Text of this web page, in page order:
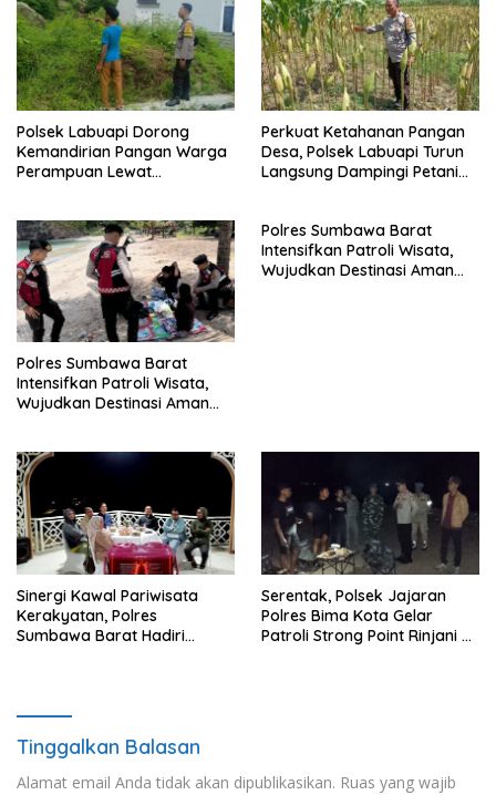
Polsek Labuapi Dorong
Kemandirian Pangan Warga
Perampuan Lewat
Perkuat Ketahanan Pangan
Desa, Polsek Labuapi Turun
Langsung Dampingi Petani
Polres Sumbawa Barat
Intensifkan Patroli Wisata,
Wujudkan Destinasi Aman
Polres Sumbawa Barat
Intensifkan Patroli Wisata,
Wujudkan Destinasi Aman
Sinergi Kawal Pariwisata
Kerakyatan, Polres
Sumbawa Barat Hadiri
Suntuk”
Serentak, Polsek Jajaran
Polres Bima Kota Gelar
Patroli Strong Point Rinjani di
Tinggalkan Balasan
Alamat email Anda tidak akan dipublikasikan. Ruas yang wajib